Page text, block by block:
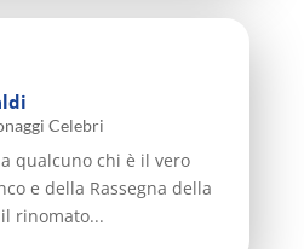
Celebri
qualcuno chi è il vero
e della Rassegna della
rinomato...